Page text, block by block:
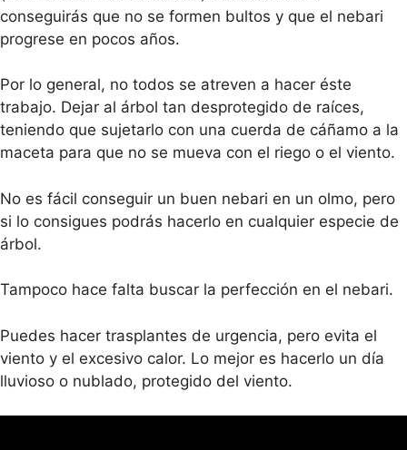
conseguirás que no se formen bultos y que el nebari
progrese en pocos años.
Por lo general, no todos se atreven a hacer éste
trabajo. Dejar al árbol tan desprotegido de raíces,
teniendo que sujetarlo con una cuerda de cáñamo a la
maceta para que no se mueva con el riego o el viento.
No es fácil conseguir un buen nebari en un olmo, pero
si lo consigues podrás hacerlo en cualquier especie de
árbol.
Tampoco hace falta buscar la perfección en el nebari.
Puedes hacer trasplantes de urgencia, pero evita el
viento y el excesivo calor. Lo mejor es hacerlo un día
lluvioso o nublado, protegido del viento.